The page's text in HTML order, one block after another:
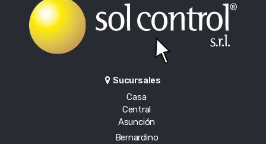
Sucursales
Casa
Central
Asunción
Bernardino